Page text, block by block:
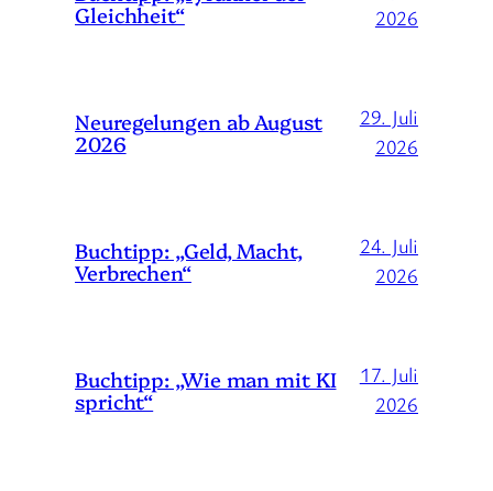
Gleichheit“
2026
Neuregelungen ab August
2026
29. Juli
2026
Buchtipp: „Geld, Macht,
Verbrechen“
24. Juli
2026
Buchtipp: „Wie man mit KI
spricht“
17. Juli
2026